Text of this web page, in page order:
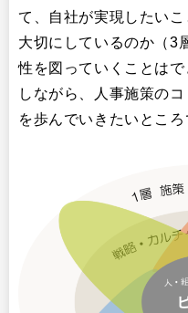
て、自社が実現したい
大切にしているのか（3
性を図っていくことは
しながら、人事施策の
を歩んでいきたいところ